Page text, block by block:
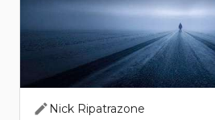
Nick Ripatrazone